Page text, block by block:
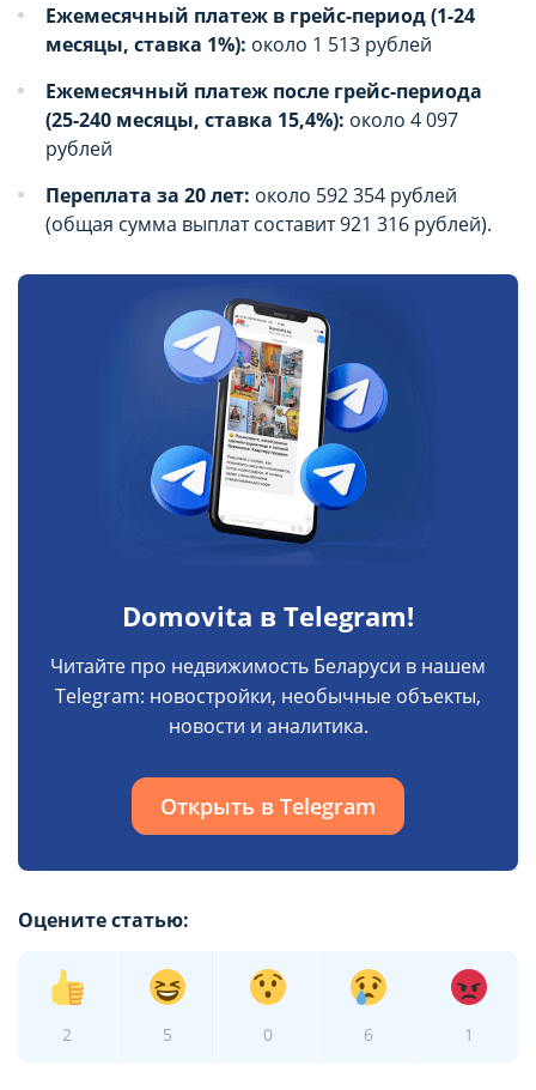
Ежемесячный платеж в грейс-период (1-24
месяцы, ставка 1%): около 1 513 рублей
Ежемесячный платеж после грейс-периода
(25-240 месяцы, ставка 15,4%): около 4 097
рублей
Переплата за 20 лет: около 592 354 рублей
(общая сумма выплат составит 921 316 рублей).
Domovita в Telegram!
Читайте про недвижимость Беларуси в нашем
Telegram: новостройки, необычные объекты,
новости и аналитика.
Открыть в Telegram
Оцените статью:
2 5 0 6 1